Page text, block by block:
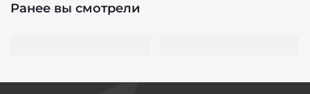
Ранее вы смотрели